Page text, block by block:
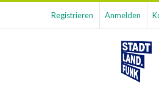
Registrieren Anmelden